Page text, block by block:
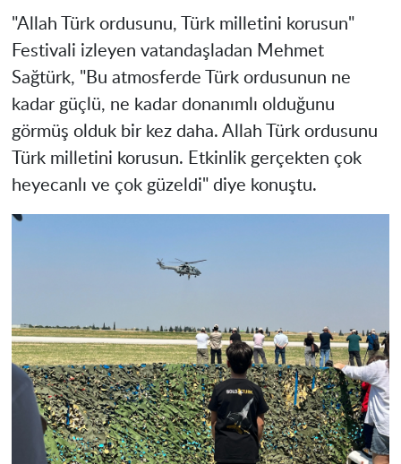
"Allah Türk ordusunu, Türk milletini korusun"
Festivali izleyen vatandaşladan Mehmet
Sağtürk, "Bu atmosferde Türk ordusunun ne
kadar güçlü, ne kadar donanımlı olduğunu
görmüş olduk bir kez daha. Allah Türk ordusunu
Türk milletini korusun. Etkinlik gerçekten çok
heyecanlı ve çok güzeldi" diye konuştu.